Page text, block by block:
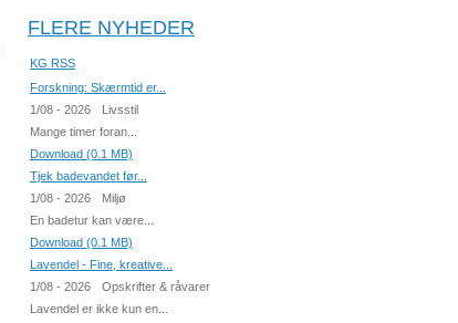
FLERE NYHEDER
KG RSS
Forskning: Skærmtid er...
1/08 - 2026
Livsstil
Mange timer foran...
Download (0.1 MB)
Tjek badevandet før...
1/08 - 2026
Miljø
En badetur kan være...
Download (0.1 MB)
Lavendel - Fine, kreative...
1/08 - 2026
Opskrifter & råvarer
Lavendel er ikke kun en...